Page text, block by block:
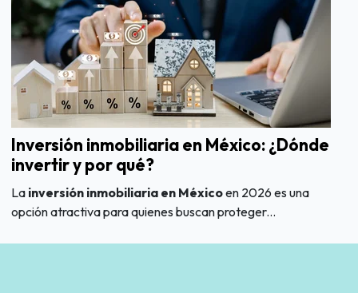
Inversión inmobiliaria en México: ¿Dónde
invertir y por qué?
La inversión inmobiliaria en Méxicoen 2026 es una
opción atractiva para quienes buscan proteger...